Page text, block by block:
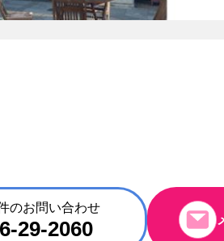
のお問い合わせ
29-2060